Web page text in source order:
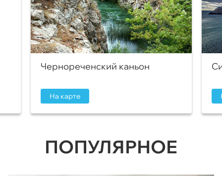
Чернореченский каньон
На карте
ПОПУЛЯРНОЕ